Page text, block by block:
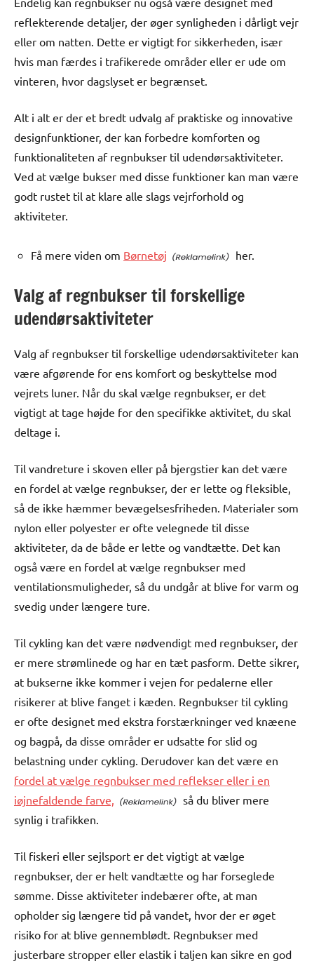
reflekterende detaljer, der øger synligheden i dårligt vejr
eller om natten. Dette er vigtigt for sikkerheden, især
hvis man færdes i trafikerede områder eller er ude om
vinteren, hvor dagslyset er begrænset.
Alt i alt er der et bredt udvalg af praktiske og innovative
designfunktioner, der kan forbedre komforten og
funktionaliteten af regnbukser til udendørsaktiviteter.
Ved at vælge bukser med disse funktioner kan man være
godt rustet til at klare alle slags vejrforhold og
aktiviteter.
Få mere viden om Børnetøj her.
Valg af regnbukser til forskellige
udendørsaktiviteter
Valg af regnbukser til forskellige udendørsaktiviteter kan
være afgørende for ens komfort og beskyttelse mod
vejrets luner. Når du skal vælge regnbukser, er det
vigtigt at tage højde for den specifikke aktivitet, du skal
deltage i.
Til vandreture i skoven eller på bjergstier kan det være
en fordel at vælge regnbukser, der er lette og fleksible,
så de ikke hæmmer bevægelsesfriheden. Materialer som
nylon eller polyester er ofte velegnede til disse
aktiviteter, da de både er lette og vandtætte. Det kan
også være en fordel at vælge regnbukser med
ventilationsmuligheder, så du undgår at blive for varm og
svedig under længere ture.
Til cykling kan det være nødvendigt med regnbukser, der
er mere strømlinede og har en tæt pasform. Dette sikrer,
at bukserne ikke kommer i vejen for pedalerne eller
risikerer at blive fanget i kæden. Regnbukser til cykling
er ofte designet med ekstra forstærkninger ved knæene
og bagpå, da disse områder er udsatte for slid og
belastning under cykling. Derudover kan det være en
fordel at vælge regnbukser med reflekser eller i en
iøjnefaldende farve,
så du bliver mere
synlig i trafikken.
Til fiskeri eller sejlsport er det vigtigt at vælge
regnbukser, der er helt vandtætte og har forseglede
sømme. Disse aktiviteter indebærer ofte, at man
opholder sig længere tid på vandet, hvor der er øget
risiko for at blive gennemblødt. Regnbukser med
justerbare stropper eller elastik i taljen kan sikre en god